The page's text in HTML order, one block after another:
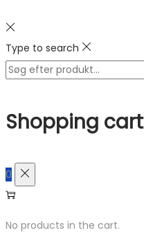
Type to search
Search
Shopping cart
0
No products in the cart.